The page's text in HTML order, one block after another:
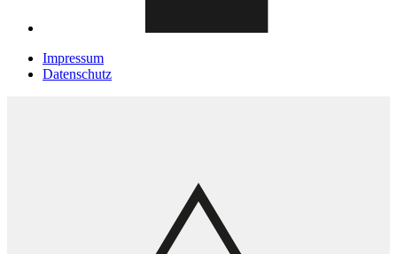
Impressum
Datenschutz